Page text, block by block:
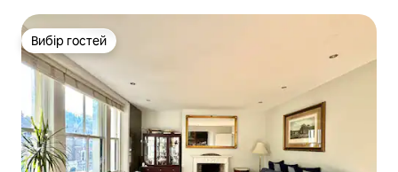
Вибір гостей
Вибір гостей